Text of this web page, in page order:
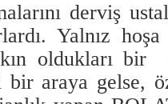
derviş
Yalnız
oldukları bir
bir araya gelse,